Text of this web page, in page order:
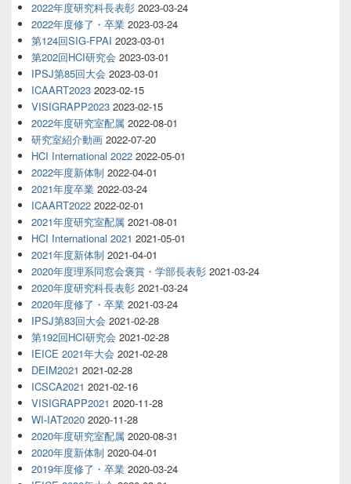
2022年度研究科長表彰 2023-03-24
2022年度修了・卒業 2023-03-24
第124回SIG-FPAI 2023-03-01
第202回HCI研究会 2023-03-01
IPSJ第85回大会 2023-03-01
ICAART2023 2023-02-15
VISIGRAPP2023 2023-02-15
2022年度研究室配属 2022-08-01
研究室紹介動画 2022-07-20
HCI International 2022 2022-05-01
2022年度新体制 2022-04-01
2021年度卒業 2022-03-24
ICAART2022 2022-02-01
2021年度研究室配属 2021-08-01
HCI International 2021 2021-05-01
2021年度新体制 2021-04-01
2020年度理系同窓会褒賞・学部長表彰 2021-03-24
2020年度研究科長表彰 2021-03-24
2020年度修了・卒業 2021-03-24
IPSJ第83回大会 2021-02-28
第192回HCI研究会 2021-02-28
IEICE 2021年大会 2021-02-28
DEIM2021 2021-02-28
ICSCA2021 2021-02-16
VISIGRAPP2021 2020-11-28
WI-IAT2020 2020-11-28
2020年度研究室配属 2020-08-31
2020年度新体制 2020-04-01
2019年度修了・卒業 2020-03-24